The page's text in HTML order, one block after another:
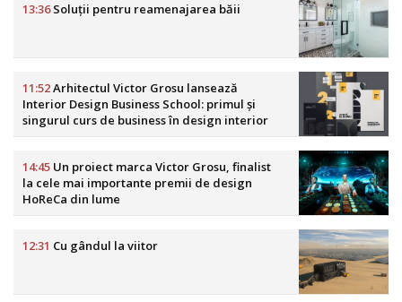
13:36Soluții pentru reamenajarea băii
11:52Arhitectul Victor Grosu lansează
Interior Design Business School: primul și
singurul curs de business în design interior
din România
14:45 Un proiect marca Victor Grosu, finalist
la cele mai importante premii de design
HoReCa din lume
12:31 Cu gândul la viitor